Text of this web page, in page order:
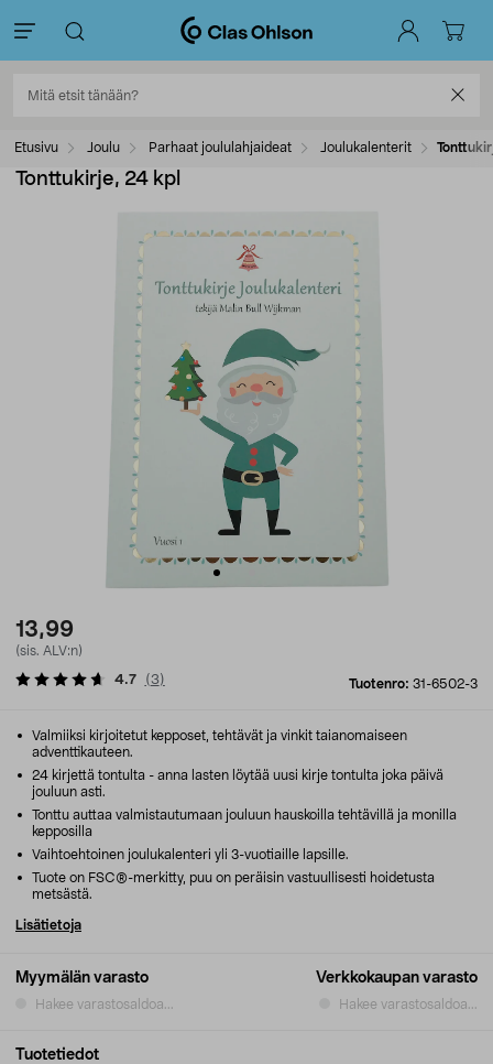
Etusivu Joulu Parhaat joululahjaideat Joulukalenterit
Tonttukirje, 24 kpl
13,99
(sis. ALV:n)
Tuotenro: 31-6502-3
4.7 (3)
Myymälän varasto
Hakee varastosaldoa...
Verkkokaupan varasto
Hakee varastosaldoa...
Valmiiksi kirjoitetut kepposet, tehtävät ja vinkit taianomaiseen
adventtikauteen.
24 kirjettä tontulta - anna lasten löytää uusi kirje tontulta joka päivä
jouluun asti.
Tonttu auttaa valmistautumaan jouluun hauskoilla tehtävillä ja monilla
kepposilla
Vaihtoehtoinen joulukalenteri yli 3-vuotiaille lapsille.
Tuote on FSC®-merkitty, puu on peräisin vastuullisesti hoidetusta
metsästä.
Lisätietoja
Tuotetiedot